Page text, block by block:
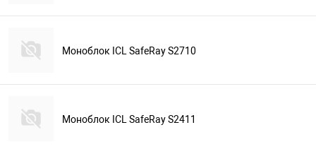
Моноблок ICL SafeRay S2710
Моноблок ICL SafeRay S2411